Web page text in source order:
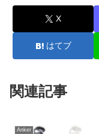
X
はてブ
関連記事
Anker